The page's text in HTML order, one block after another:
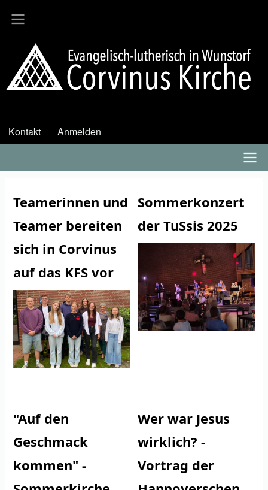
zum
User
Kontakt Anmelden
Teamerinnen und
Teamer bereiten
sich in Corvinus
auf das KFS vor
Sommerkonzert
der TuSsis 2025
"Auf den
Geschmack
kommen" -
Wer war Jesus
wirklich? -
Vortrag der